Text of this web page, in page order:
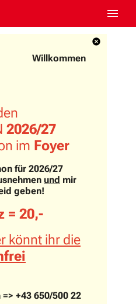
Willkommen
2026/27
im Foyer
für 2026/27
und mir
geben!
20,-
könnt ihr die
+43 650/500 22